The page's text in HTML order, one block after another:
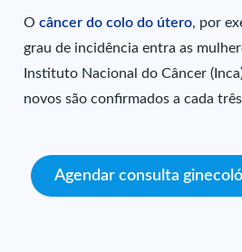
Ocâncer do colo do útero, por
grau de incidência entra as
Instituto Nacional do Câncer
novos são confirmados a cada
Agendar consulta